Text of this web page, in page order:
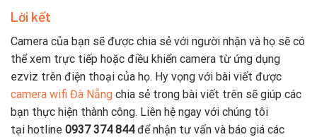
Lời kết
Camera của bạn sẽ được chia sẻ với người nhận và họ sẽ có
thể xem trực tiếp hoặc điều khiển camera từ ứng dụng
ezviz trên điện thoại của họ. Hy vọng với bài viết được
camera wifi Đà Nẵng chia sẻ trong bài viết trên sẽ giúp các
bạn thực hiện thành công. Liên hệ ngay với chúng tôi
tại hotline 0937 374 844để nhận tư vấn và báo giá các